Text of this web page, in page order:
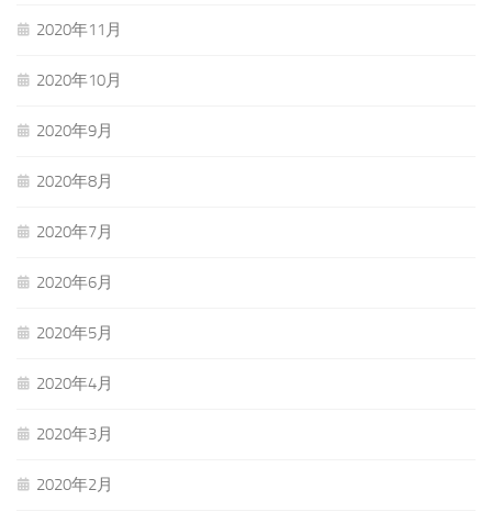
2020年11月
2020年10月
2020年9月
2020年8月
2020年7月
2020年6月
2020年5月
2020年4月
2020年3月
2020年2月